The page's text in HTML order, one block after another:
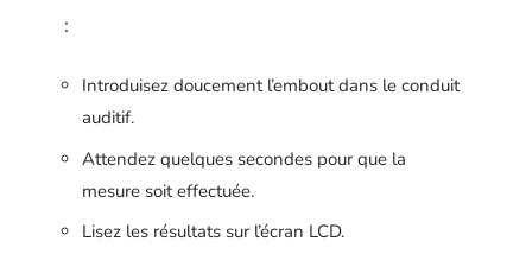
:
Introduisez doucement l’embout dans le conduit
auditif.
Attendez quelques secondes pour que la
mesure soit effectuée.
Lisez les résultats sur l’écran LCD.